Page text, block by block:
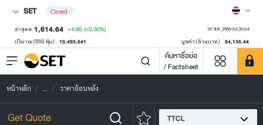
SET Closed
ล่าสุด 1,614.64 +4.86 (+0.30%) 07 ส.ค. 2569 03:20:04
ปริมาณ ('000 หุ้น) 10,493,641 มูลค่า (ล้านบาท) 84,135.44
ค้นหาชื่อย่อ
/ Factsheet
หน้าหลัก ... ราคาย้อนหลัง
TTCL